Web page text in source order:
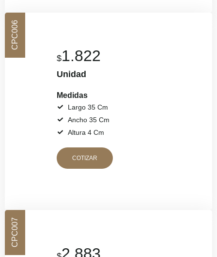
CPC006
$1.822
Unidad
Medidas
Largo 35 Cm
Ancho 35 Cm
Altura 4 Cm
COTIZAR
CPC007